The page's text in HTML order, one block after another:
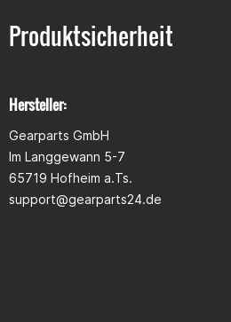
Produktsicherheit
Hersteller:
Gearparts GmbH
Im Langgewann 5-7
65719 Hofheim a.Ts.
support@gearparts24.de